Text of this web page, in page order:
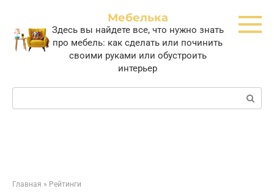
контенту
Мебелька
Здесь вы найдете все, что нужно знать
про мебель: как сделать или починить
своими руками или обустроить
интерьер
Поиск:
Главная » Рейтинги